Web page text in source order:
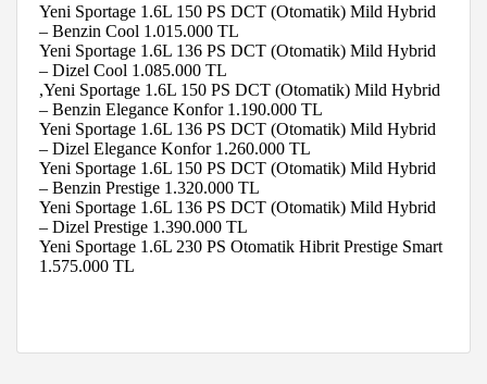
Yeni Sportage 1.6L 150 PS DCT (Otomatik) Mild Hybrid
– Benzin Cool 1.015.000 TL
Yeni Sportage 1.6L 136 PS DCT (Otomatik) Mild Hybrid
– Dizel Cool 1.085.000 TL
,Yeni Sportage 1.6L 150 PS DCT (Otomatik) Mild Hybrid
– Benzin Elegance Konfor 1.190.000 TL
Yeni Sportage 1.6L 136 PS DCT (Otomatik) Mild Hybrid
– Dizel Elegance Konfor 1.260.000 TL
Yeni Sportage 1.6L 150 PS DCT (Otomatik) Mild Hybrid
– Benzin Prestige 1.320.000 TL
Yeni Sportage 1.6L 136 PS DCT (Otomatik) Mild Hybrid
– Dizel Prestige 1.390.000 TL
Yeni Sportage 1.6L 230 PS Otomatik Hibrit Prestige Smart
1.575.000 TL